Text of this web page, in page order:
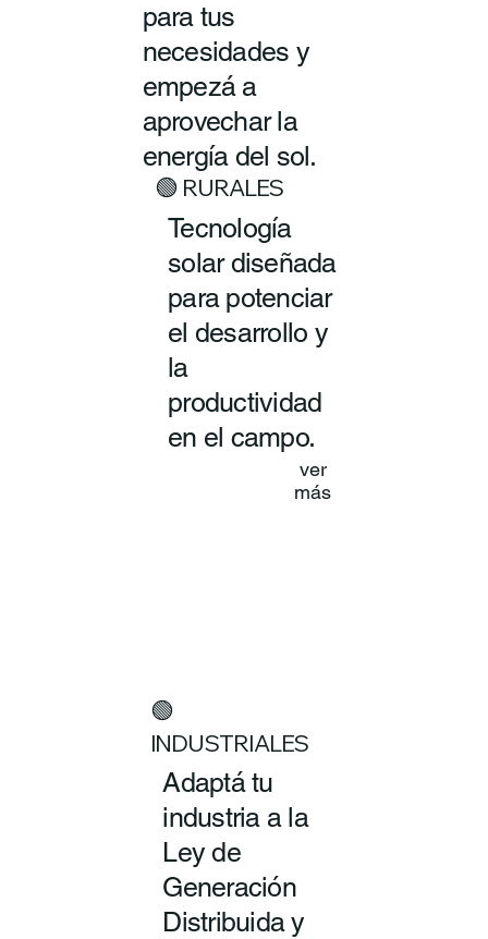
para tus
necesidades y
empezá a
aprovechar la
energía del sol.
🟢 RURALES
Tecnología
solar diseñada
para potenciar
el desarrollo y
la
productividad
en el campo.
ver
más
🟢
INDUSTRIALES
Adaptá tu
industria a la
Ley de
Generación
Distribuida y